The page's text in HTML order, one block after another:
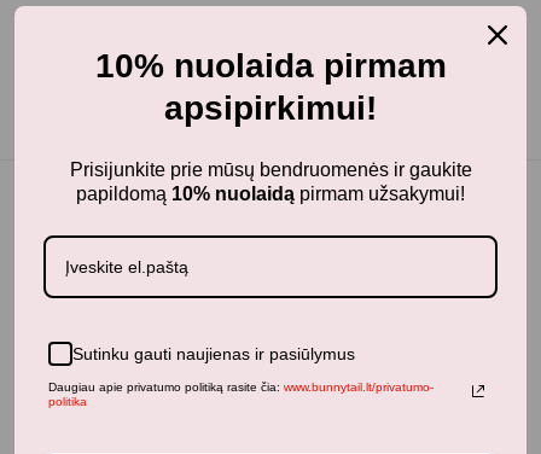
yra pavojus užspringti.
Panašūs produktai
Neseniai žiūrėti produktai
10% nuolaida pirmam
apsipirkimui!
Prisijunkite prie mūsų bendruomenės ir gaukite
papildomą 10% nuolaidą pirmam užsakymui!
Sutinku gauti naujienas ir pasiūlymus
Daugiau apie privatumo politiką rasite čia: www.bunnytail.lt/privatumo-
politika